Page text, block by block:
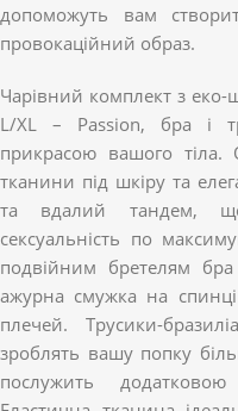
допоможуть вам
провокаційний образ.
Чарівний комплект з
L/XL – Passion, бра і
прикрасою вашого тіла.
тканини під шкіру та
та вдалий тандем,
сексуальність по
подвійним бретелям
ажурна смужка на спинці
плечей. Трусики-
зроблять вашу попку
послужить